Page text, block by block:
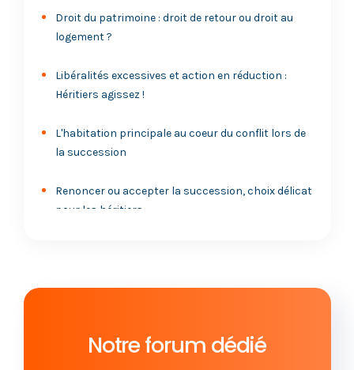
Droit du patrimoine : droit de retour ou droit au
logement ?
Libéralités excessives et action en réduction :
Héritiers agissez !
L'habitation principale au coeur du conflit lors de
la succession
Renoncer ou accepter la succession, choix délicat
pour les héritiers
Notre forum dédié